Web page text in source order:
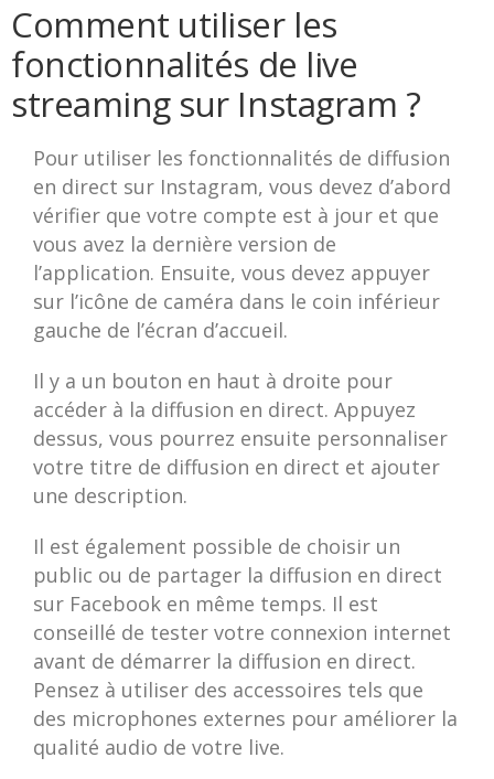
Comment utiliser les
fonctionnalités de live
streaming sur Instagram ?
Pour utiliser les fonctionnalités de diffusion
en direct sur Instagram, vous devez d’abord
vérifier que votre compte est à jour et que
vous avez la dernière version de
l’application. Ensuite, vous devez appuyer
sur l’icône de caméra dans le coin inférieur
gauche de l’écran d’accueil.
Il y a un bouton en haut à droite pour
accéder à la diffusion en direct. Appuyez
dessus, vous pourrez ensuite personnaliser
votre titre de diffusion en direct et ajouter
une description.
Il est également possible de choisir un
public ou de partager la diffusion en direct
sur Facebook en même temps. Il est
conseillé de tester votre connexion internet
avant de démarrer la diffusion en direct.
Pensez à utiliser des accessoires tels que
des microphones externes pour améliorer la
qualité audio de votre live.